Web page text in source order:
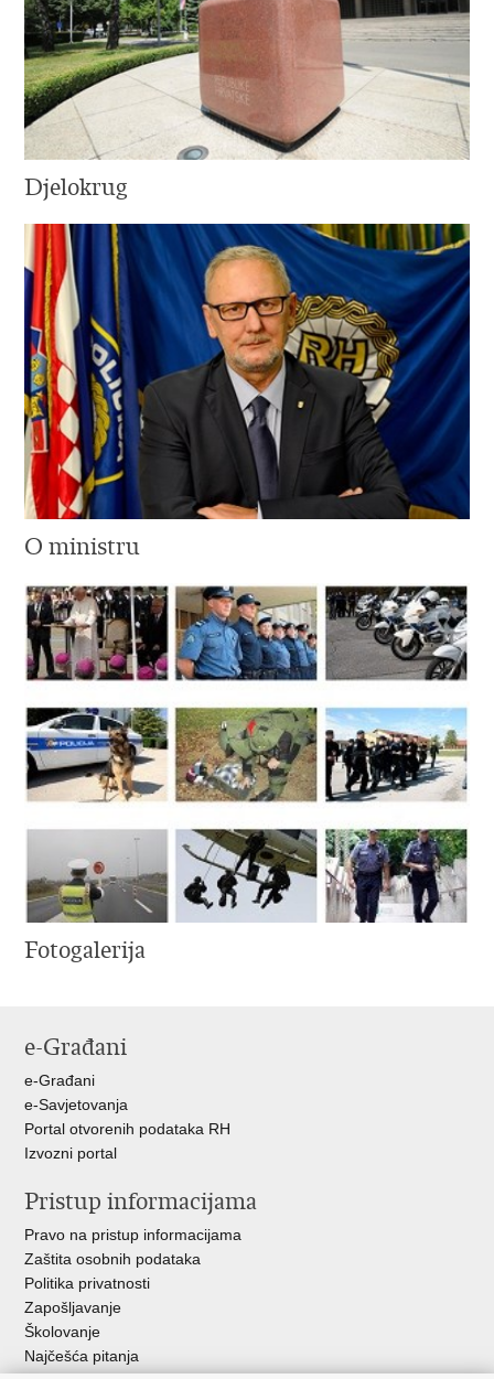
Djelokrug
O ministru
Fotogalerija
e-Građani
e-Građani
e-Savjetovanja
Portal otvorenih podataka RH
Izvozni portal
Pristup informacijama
Pravo na pristup informacijama
Zaštita osobnih podataka
Politika privatnosti
Zapošljavanje
Školovanje
Najčešća pitanja